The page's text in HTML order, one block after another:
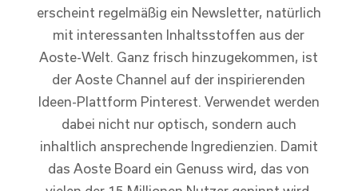
erscheint regelmäßig ein Newsletter, natürlich
mit interessanten Inhaltsstoffen aus der
Aoste-Welt. Ganz frisch hinzugekommen, ist
der Aoste Channel auf der inspirierenden
Ideen-Plattform Pinterest. Verwendet werden
dabei nicht nur optisch, sondern auch
inhaltlich ansprechende Ingredienzien. Damit
das Aoste Board ein Genuss wird, das von